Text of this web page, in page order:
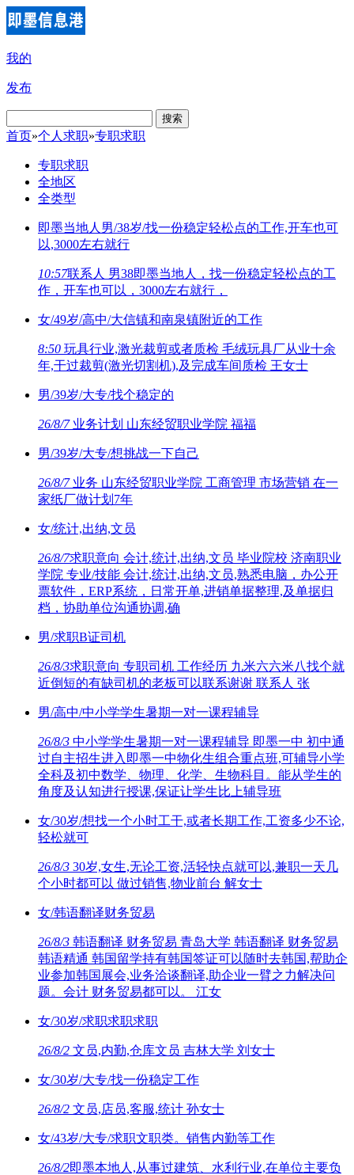
我的
发布
搜索
首页»个人求职»专职求职
专职求职
全地区
全类型
即墨当地人男/38岁/找一份稳定轻松点的工作,开车也可
以,3000左右就行
10:57联系人 男38即墨当地人，找一份稳定轻松点的工
作，开车也可以，3000左右就行，
女/49岁/高中/大信镇和南泉镇附近的工作
8:50 玩具行业,激光裁剪或者质检 毛绒玩具厂从业十余
年,干过裁剪(激光切割机),及完成车间质检 王女士
男/39岁/大专/找个稳定的
26/8/7业务计划 山东经贸职业学院 福福
男/39岁/大专/想挑战一下自己
26/8/7业务 山东经贸职业学院 工商管理 市场营销 在一
家纸厂做计划7年
女/统计,出纳,文员
26/8/7求职意向 会计,统计,出纳,文员 毕业院校 济南职业
学院 专业/技能 会计,统计,出纳,文员,熟悉电脑，办公开
票软件，ERP系统，日常开单,进销单据整理,及单据归
档，协助单位沟通协调,确
男/求职B证司机
26/8/3求职意向 专职司机 工作经历 九米六六米八找个就
近倒短的有缺司机的老板可以联系谢谢 联系人 张
男/高中/中小学学生暑期一对一课程辅导
26/8/3 中小学学生暑期一对一课程辅导 即墨一中 初中通
过自主招生进入即墨一中物化生组合重点班,可辅导小学
全科及初中数学、物理、化学、生物科目。能从学生的
角度及认知进行授课,保证让学生比上辅导班
女/30岁/想找一个小时工干,或者长期工作,工资多少不论,
轻松就可
26/8/3 30岁,女生,无论工资,活轻快点就可以,兼职一天几
个小时都可以 做过销售,物业前台 解女士
女/韩语翻译财务贸易
26/8/3 韩语翻译 财务贸易 青岛大学 韩语翻译 财务贸易
韩语精通 韩国留学持有韩国签证可以随时去韩国,帮助企
业参加韩国展会,业务洽谈翻译,助企业一臂之力解决问
题。会计 财务贸易都可以。 江女
女/30岁/求职求职求职
26/8/2 文员,内勤,仓库文员 吉林大学 刘女士
女/30岁/大专/找一份稳定工作
26/8/2 文员,店员,客服,统计 孙女士
女/43岁/大专/求职文职类。销售内勤等工作
26/8/2即墨本地人,从事过建筑、水利行业,在单位主要负